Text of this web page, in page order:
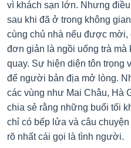
vì khách sạn lớn. Nhưng
sau khi đã ở trong không
cùng chủ nhà nếu được mời,
đơn giản là ngồi uống trà mà
quay. Sự hiện diện tôn trọng
để người bản địa mở lòng.
các vùng như Mai Châu, Hà
chia sẻ rằng những buổi tối
chỉ có bếp lửa và câu
rõ nhất cái gọi là tình người.